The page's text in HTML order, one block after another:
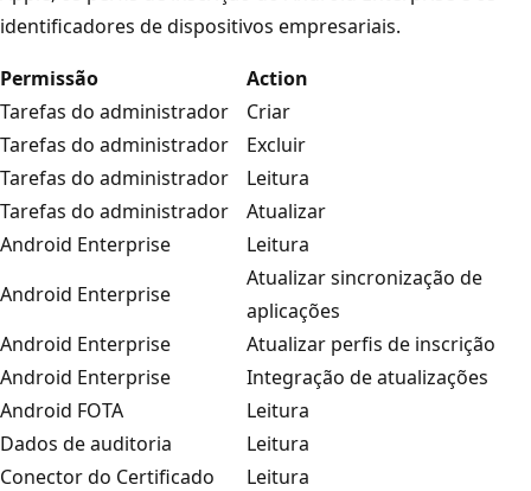
identificadores de dispositivos empresariais.
Permissão
Action
Tarefas do administrador
Criar
Tarefas do administrador
Excluir
Tarefas do administrador
Leitura
Tarefas do administrador
Atualizar
Android Enterprise
Leitura
Android Enterprise
Atualizar sincronização de
aplicações
Android Enterprise
Atualizar perfis de inscrição
Android Enterprise
Integração de atualizações
Android FOTA
Leitura
Dados de auditoria
Leitura
Conector do Certificado
Leitura